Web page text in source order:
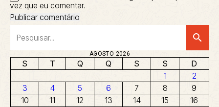
vez que eu comentar.
search
AGOSTO 2026
S T Q Q S S
D
1
2
3
4 5 6 7 8
9
10
11 12 13 14 15
16